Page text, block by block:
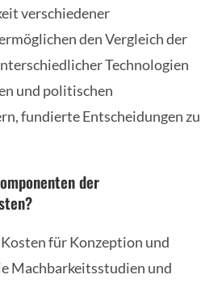
verschiedener
den Vergleich der
Technologien
und politischen
fundierte Entscheidungen zu
der
Kosten für Konzeption und
Machbarkeitsstudien und